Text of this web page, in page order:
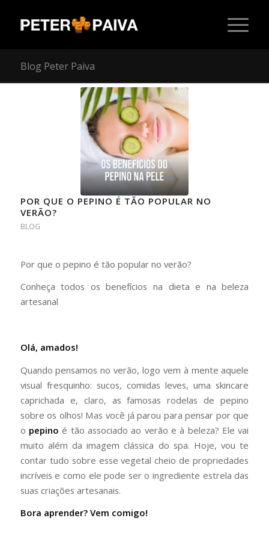
Blog Peter Paiva
POR QUE O PEPINO É TÃO POPULAR NO
VERÃO?
BLOG
Por que o pepino é tão popular no verão?
Conheça todos os benefícios na dieta e na beleza
artesanal
Olá, amados!
Quando pensamos no verão, logo vem à mente aquele
visual fresquinho: sucos, comidas leves, uma skincare
caprichada e, claro, as famosas rodelas de pepino
sobre os olhos! Mas você já parou para pensar por que
o pepino é tão associado ao verão e à beleza? Ele vai
muito além da imagem clássica do spa. Hoje, vou te
contar tudo sobre esse vegetal cheio de propriedades
incríveis e como ele pode ser o ingrediente estrela das
suas criações artesanais.
Bora aprender? Vem comigo!